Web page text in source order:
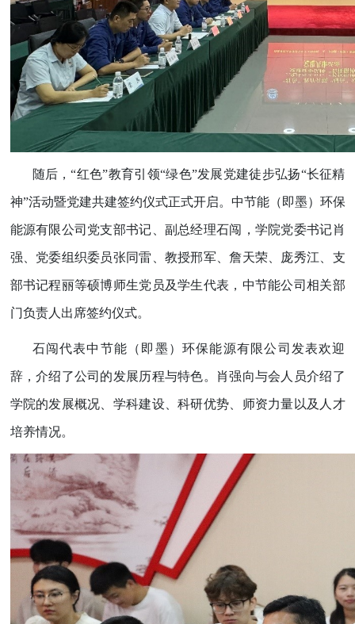
随后，“红色”教育引领“绿色”发展党建徒步弘扬“长征精
神”活动暨党建共建签约仪式正式开启。中节能（即墨）环保
能源有限公司党支部书记、副总经理石闯，学院党委书记肖
强、党委组织委员张同雷、教授邢军、詹天荣、庞秀江、支
部书记程丽等硕博师生党员及学生代表，中节能公司相关部
门负责人出席签约仪式。
石闯代表中节能（即墨）环保能源有限公司发表欢迎
辞，介绍了公司的发展历程与特色。肖强向与会人员介绍了
学院的发展概况、学科建设、科研优势、师资力量以及人才
培养情况。